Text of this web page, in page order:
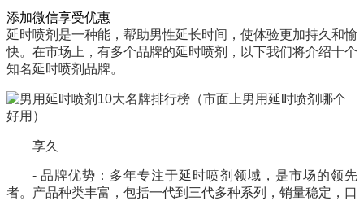
添加微信享受优惠
延时喷剂是一种能，帮助男性延长时间，使体验更加持久和愉
快。在市场上，有多个品牌的延时喷剂，以下我们将介绍十个
知名延时喷剂品牌。
享久
- 品牌优势：多年专注于延时喷剂领域，是市场的领先
者。产品种类丰富，包括一代到三代多种系列，销量稳定，口